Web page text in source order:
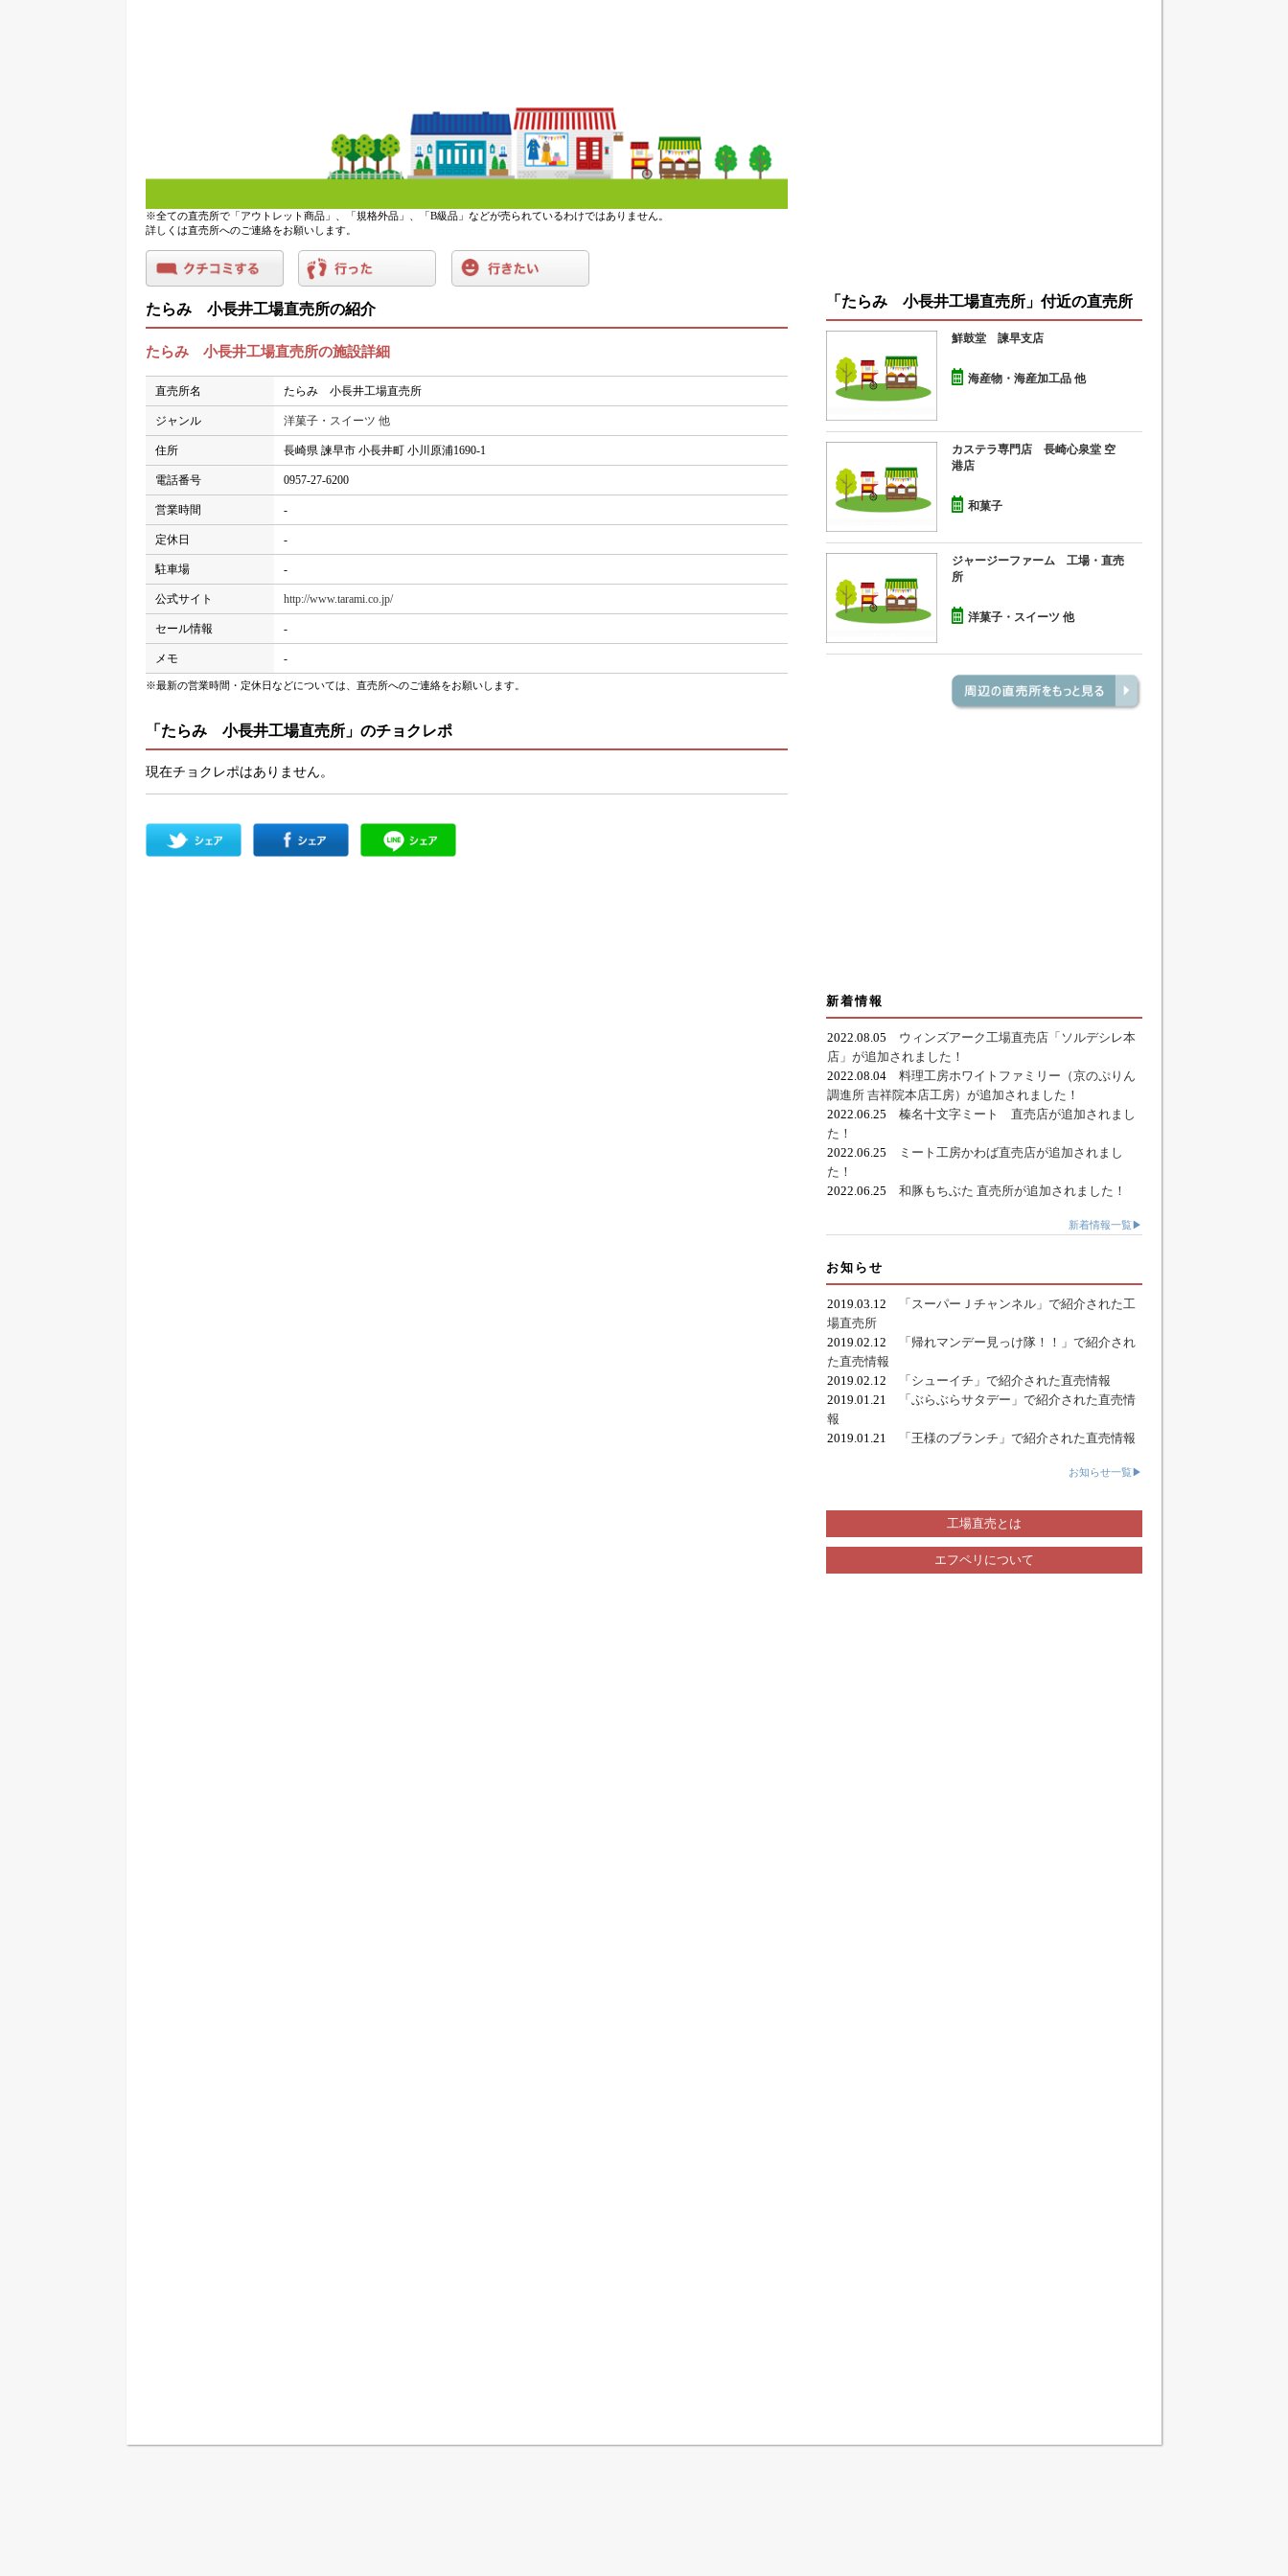
※全ての直売所で「アウトレット商品」、「規格外品」、「B級品」などが売られているわけではありません。
詳しくは直売所へのご連絡をお願いします。
たらみ 小長井工場直売所の紹介
たらみ 小長井工場直売所の施設詳細
直売所名 たらみ 小長井工場直売所
ジャンル 洋菓子・スイーツ 他
住所 長崎県 諫早市 小長井町 小川原浦1690-1
電話番号 0957-27-6200
営業時間 -
定休日 -
駐車場 -
公式サイト http://www.tarami.co.jp/
セール情報 -
メモ -
※最新の営業時間・定休日などについては、直売所へのご連絡をお願いします。
「たらみ 小長井工場直売所」のチョクレポ
現在チョクレポはありません。
「たらみ 小長井工場直売所」付近の直売所
鮮鼓堂 諫早支店
海産物・海産加工品 他
カステラ専門店 長崎心泉堂 空
港店
和菓子
ジャージーファーム 工場・直売
所
洋菓子・スイーツ 他
新着情報
2022.08.05 ウィンズアーク工場直売店「ソルデシレ本
店」が追加されました！
2022.08.04 料理工房ホワイトファミリー（京のぷりん
調進所 吉祥院本店工房）が追加されました！
2022.06.25 榛名十文字ミート 直売店が追加されまし
た！
2022.06.25
ミート工房かわば直売店が追加されまし
た！
2022.06.25 和豚もちぶた 直売所が追加されました！
新着情報一覧▶
お知らせ
2019.03.12
「スーパーＪチャンネル」で紹介された工
場直売所
2019.02.12
「帰れマンデー見っけ隊！！」で紹介され
た直売情報
2019.02.12
「シューイチ」で紹介された直売情報
2019.01.21
「ぶらぶらサタデー」で紹介された直売情
報
2019.01.21
「王様のブランチ」で紹介された直売情報
お知らせ一覧▶
工場直売とは
エフペリについて